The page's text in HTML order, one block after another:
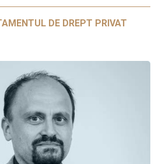
DE DREPT PRIVAT